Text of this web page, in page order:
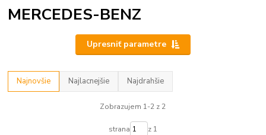
MERCEDES-BENZ
Upresniť parametre
Najnovšie Najlacnejšie Najdrahšie
Zobrazujem 1-2 z 2
strana z 1